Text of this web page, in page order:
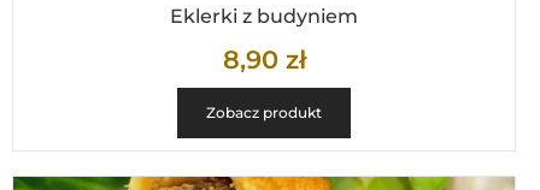
Eklerki z budyniem
8,90 zł
Zobacz produkt